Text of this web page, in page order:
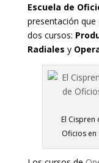
Escuela de
presentación
dos cursos:
Radiales y
El Cispren
Oficios